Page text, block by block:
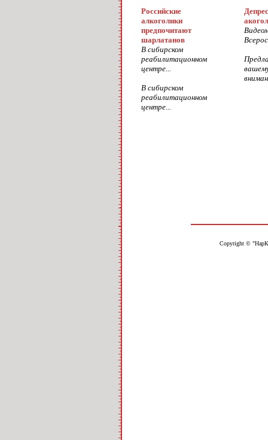
Российские
алкоголики
предпочитают
шарлатанов
В сибирском
реабилитационном
центре...
В сибирском
реабилитационном
центре...
Copyright ©